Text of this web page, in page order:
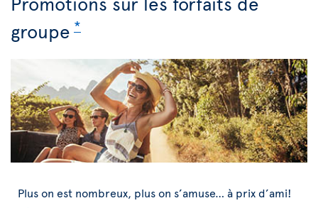
groupe *
Plus on est nombreux, plus on s’amuse… à prix d’ami!